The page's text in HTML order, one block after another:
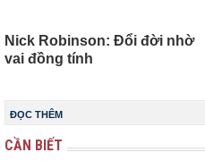
Nick Robinson: Đổi đời nhờ
vai đồng tính
ĐỌC THÊM
CẦN BIẾT